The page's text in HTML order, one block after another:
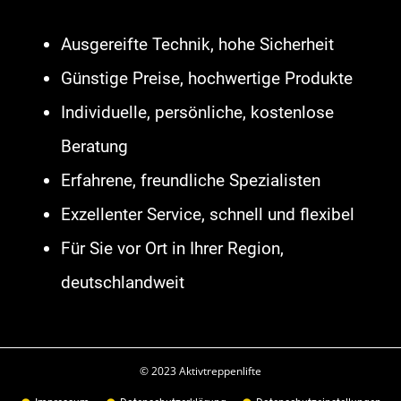
Rödermark
, Homelift Werl
Treppenlift Burgwedel
Plattformlift
Euskirchen,Rollstuhllift Rödermark
Hublift Winsen Luhe
Arnsberg,Seniorenlift Datteln,
Plattformlift Bad Homburg vor der
Ausgereifte Technik, hohe Sicherheit
Günstige Preise, hochwertige Produkte
Individuelle, persönliche, kostenlose
Beratung
Erfahrene, freundliche Spezialisten
Exzellenter Service, schnell und flexibel
Für Sie vor Ort in Ihrer Region,
deutschlandweit
© 2023 Aktivtreppenlifte